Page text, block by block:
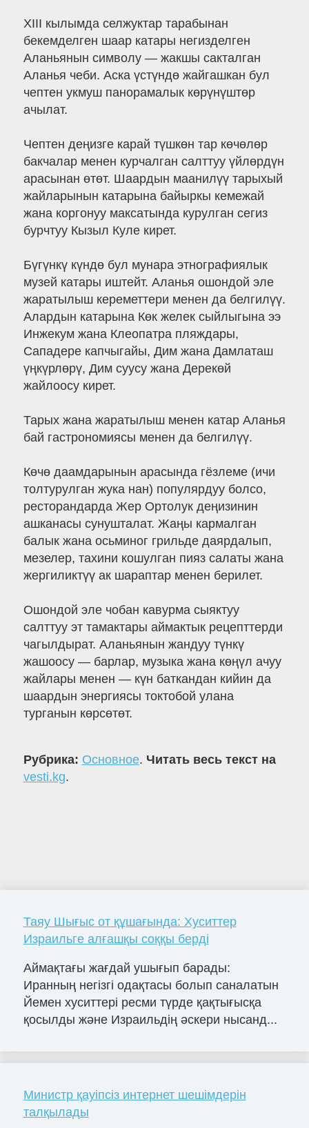
XIII кылымда селжуктар тарабынан
бекемделген шаар катары негизделген
Аланьянын символу — жакшы сакталган
Аланья чеби. Аска үстүндө жайгашкан бул
чептен укмуш панорамалык көрүнүштөр
ачылат.
Чептен деңизге карай түшкөн тар көчөлөр
бакчалар менен курчалган салттуу үйлөрдүн
арасынан өтөт. Шаардын маанилүү тарыхый
жайларынын катарына байыркы кемежай
жана коргонуу максатында курулган сегиз
бурчтуу Кызыл Куле кирет.
Бүгүнкү күндө бул мунара этнографиялык
музей катары иштейт. Аланья ошондой эле
жаратылыш кереметтери менен да белгилүү.
Алардын катарына Көк желек сыйлыгына ээ
Инжекум жана Клеопатра пляждары,
Сападере капчыгайы, Дим жана Дамлаташ
үңкүрлөрү, Дим суусу жана Дерекөй
жайлоосу кирет.
Тарых жана жаратылыш менен катар Аланья
бай гастрономиясы менен да белгилүү.
Көчө даамдарынын арасында гёзлеме (ичи
толтурулган жука нан) популярдуу болсо,
ресторандарда Жер Ортолук деңизинин
ашканасы сунушталат. Жаңы кармалган
балык жана осьминог грильде даярдалып,
мезелер, тахини кошулган пияз салаты жана
жергиликтүү ак шараптар менен берилет.
Ошондой эле чобан кавурма сыяктуу
салттуу эт тамактары аймактык рецепттерди
чагылдырат. Аланьянын жандуу түнкү
жашоосу — барлар, музыка жана көңүл ачуу
жайлары менен — күн баткандан кийин да
шаардын энергиясы токтобой улана
турганын көрсөтөт.
Рубрика: Основное. Читать весь текст на
vesti.kg.
Таяу Шығыс от құшағында: Хуситтер
Израильге алғашқы соққы берді
Аймақтағы жағдай ушығып барады:
Иранның негізгі одақтасы болып саналатын
Йемен хуситтері ресми түрде қақтығысқа
қосылды және Израильдің әскери нысанд...
Министр қауіпсіз интернет шешімдерін
талқылады